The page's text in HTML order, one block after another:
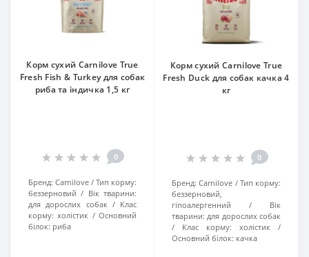
Корм сухий Carnilove True
Fresh Fish & Turkey для cобак
риба та індичка 1,5 кг
0
Бренд: Carnilove
Тип корму:
беззерновий
Вік тварини:
для дорослих собак
Клас
корму: холістик
Основний
білок: риба
Корм сухий Carnilove True
Fresh Duck для cобак качка 4
кг
0
Бренд: Carnilove
Тип корму:
беззерновий,
гіпоалергенний
Вік
тварини: для дорослих собак
Клас корму:
холістик
Основний білок: качка